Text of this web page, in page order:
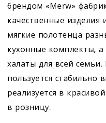
брендом «Merw»
качественные изделия
мягкие полотенца
кухонные комплекты,
халаты для всей
пользуется стабильно
реализуется в
в розницу.